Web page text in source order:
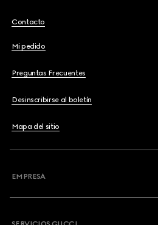
Contacto
Mi pedido
Preguntas Frecuentes
Desinscribirse al boletín
Mapa del sitio
EMPRESA